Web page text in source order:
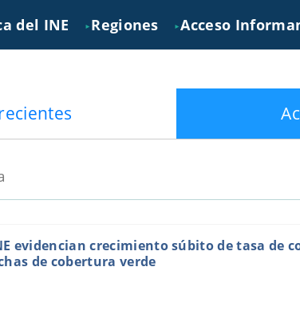
del INE ► Regiones ►Acceso
evidencian crecimiento súbito de tasa de
de cobertura verde